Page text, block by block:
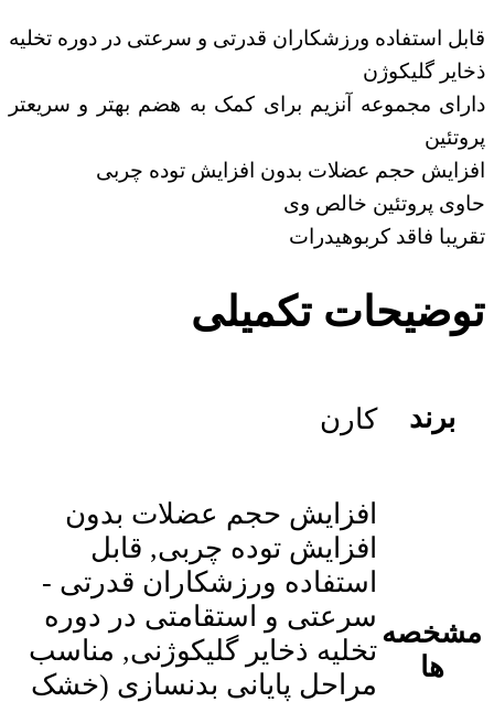
قابل استفاده ورزشکاران قدرتی و سرعتی در دوره تخلیه
ذخایر گلیکوژن
دارای مجموعه آنزیم برای کمک به هضم بهتر و سریع‎تر
پروتئین
افزایش حجم عضلات بدون افزایش توده چربی
حاوی پروتئین خالص وی
تقریبا فاقد کربوهیدرات
توضیحات تکمیلی
برند کارن
مشخصه
ها
افزایش حجم عضلات بدون
افزایش توده چربی, قابل
استفاده ورزشکاران قدرتی ‑
سرعتی و استقامتی در دوره
تخلیه ذخایر گلیکوژنی, مناسب
مراحل پایانی بدنسازی (خشک